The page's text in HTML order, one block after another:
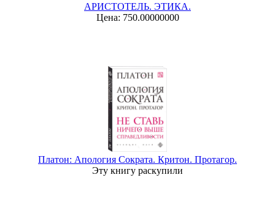
АРИСТОТЕЛЬ. ЭТИКА.
Цена: 750.00000000
Платон: Апология Сократа. Критон. Протагор.
Эту книгу раскупили